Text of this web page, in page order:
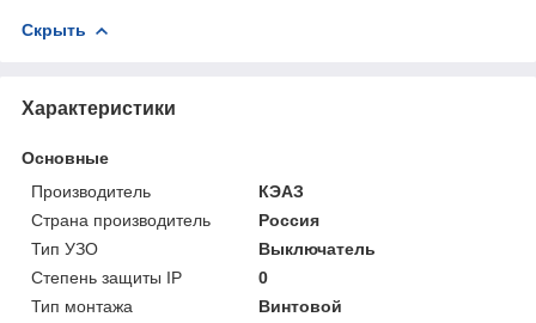
Скрыть
Характеристики
Основные
Производитель
КЭАЗ
Страна производитель
Россия
Тип УЗО
Выключатель
Степень защиты IP
0
Тип монтажа
Винтовой